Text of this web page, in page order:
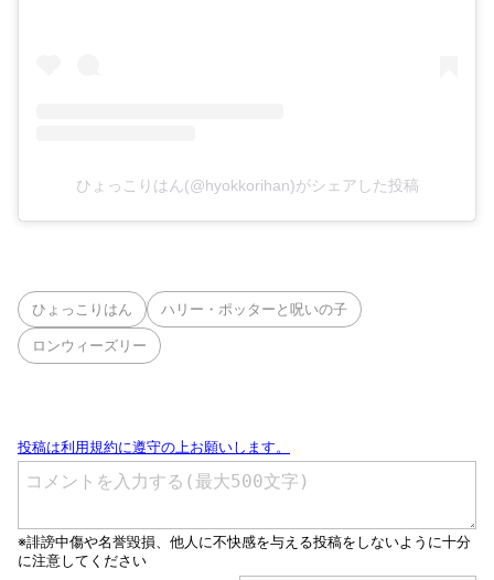
ひょっこりはん(@hyokkorihan)がシェアした投稿
ひょっこりはん ハリー・ポッターと呪いの子
ロンウィーズリー